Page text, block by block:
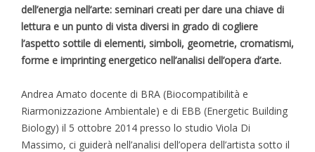
dell’energia nell’arte: seminari creati per dare una chiave di
lettura e un punto di vista diversi in grado di cogliere
l’aspetto sottile di elementi, simboli, geometrie, cromatismi,
forme e imprinting energetico nell’analisi dell’opera d’arte.
Andrea Amato docente di BRA (Biocompatibilità e
Riarmonizzazione Ambientale) e di EBB (Energetic Building
Biology) il 5 ottobre 2014 presso lo studio Viola Di
Massimo, ci guiderà nell’analisi dell’opera dell’artista sotto il